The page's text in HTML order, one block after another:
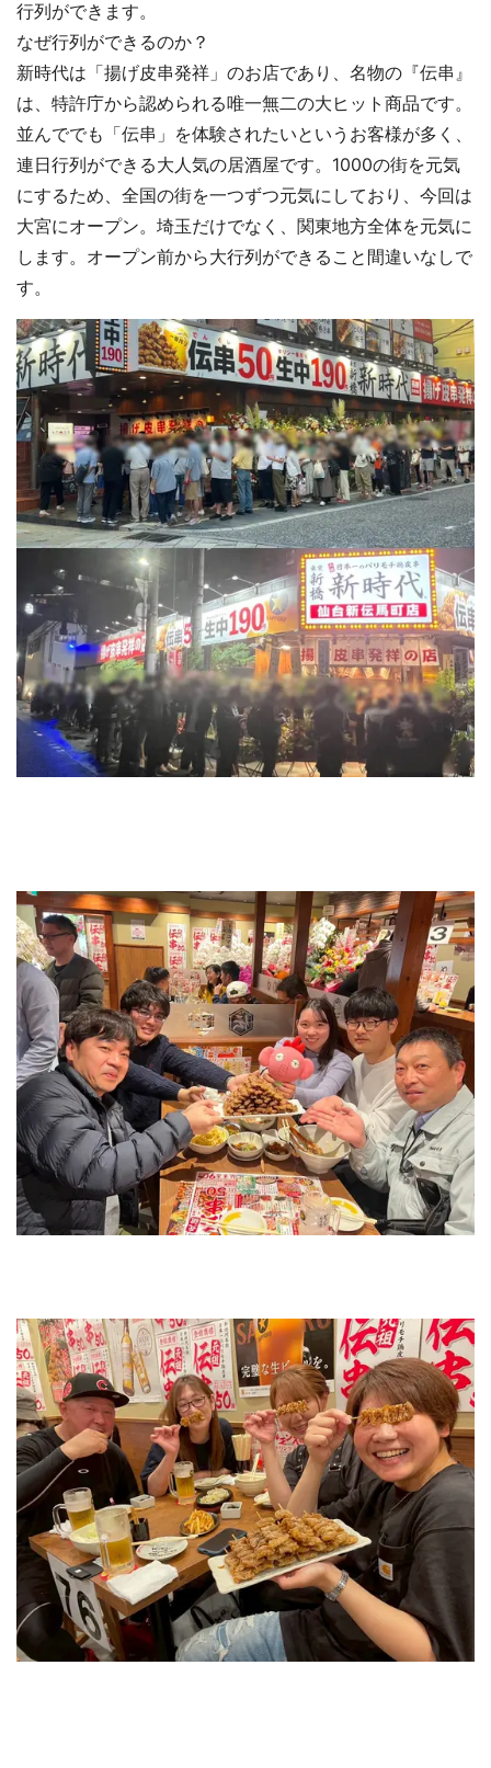
行列ができます。
なぜ行列ができるのか？
新時代は「揚げ皮串発祥」のお店であり、名物の『伝串』
は、特許庁から認められる唯一無二の大ヒット商品です。
並んででも「伝串」を体験されたいというお客様が多く、
連日行列ができる大人気の居酒屋です。1000の街を元気
にするため、全国の街を一つずつ元気にしており、今回は
大宮にオープン。埼玉だけでなく、関東地方全体を元気に
します。オープン前から大行列ができること間違いなしで
す。